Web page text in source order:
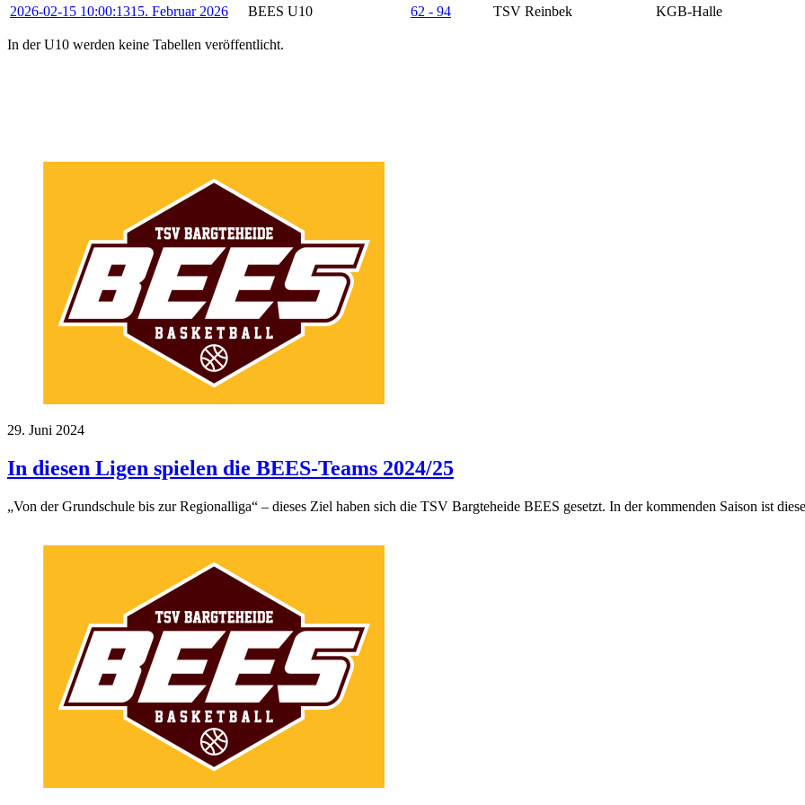
2026-02-15 10:00:1315. Februar 2026 BEES U10 62 - 94 TSV Reinbek KGB-Halle
In der U10 werden keine Tabellen veröffentlicht.
29. Juni 2024
In diesen Ligen spielen die BEES-Teams 2024/25
„Von der Grundschule bis zur Regionalliga“ – dieses Ziel haben sich die TSV Bargteheide BEES gesetzt. In der kommenden Saison ist